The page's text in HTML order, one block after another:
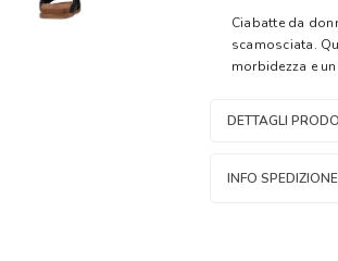
Ciabatte da
scamosciata.
morbidezza e
DETTAGLI
INFO